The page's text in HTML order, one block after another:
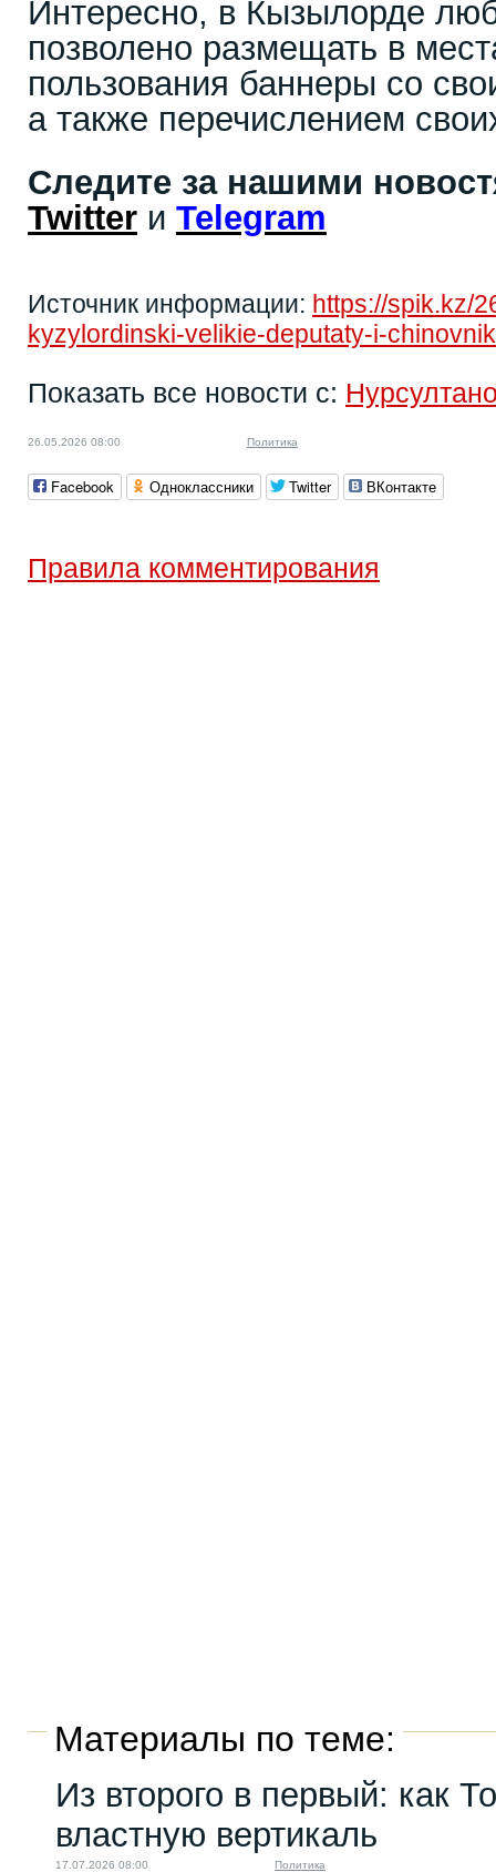
Интересно, в Кызылорде
позволено размещать в
пользования баннеры со
а также перечислением
Следите за нашими
Twitter и Telegram
Источник информации: https://spik.kz/
kyzylordinski-velikie-deputaty-i-
Показать все новости с:
26.05.2026 08:00 Политика
Facebook Одноклассники Twitter ВКонтакте
Правила комментирования
Материалы по теме:
Из второго в первый: как
властную вертикаль
17.07.2026 08:00 Политика